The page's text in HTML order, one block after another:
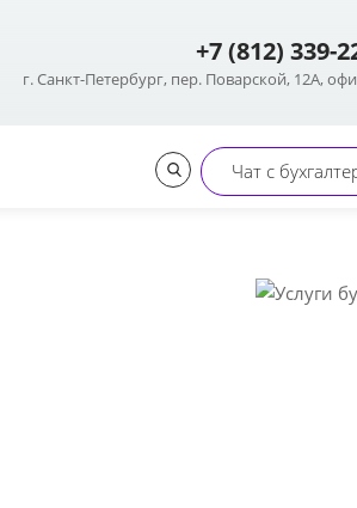
+7 (812) 339-
г. Санкт-Петербург, пер. Поварской, 12А,
Чат с
+7 (812) 339-22-33